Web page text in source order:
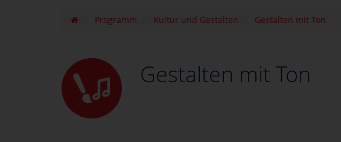
Programm Kultur und Gestalten Gestalten mit Ton
Gestalten mit Ton